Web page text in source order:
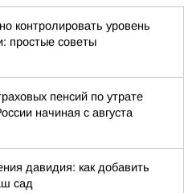
контролировать уровень
простые советы
пенсий по утрате
начиная с августа
давидия: как добавить
сад